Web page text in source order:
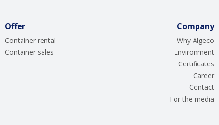
Offer
Container rental
Container sales
Company
Why Algeco
Environment
Certificates
Career
Contact
For the media